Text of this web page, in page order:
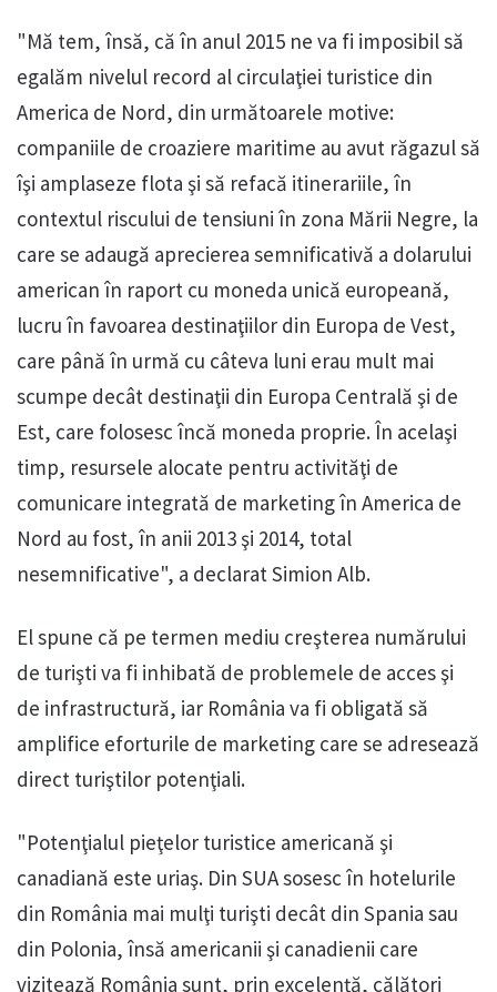
"Mă tem, însă, că în anul 2015 ne va fi imposibil să
egalăm nivelul record al circulaţiei turistice din
America de Nord, din următoarele motive:
companiile de croaziere maritime au avut răgazul să
îşi amplaseze flota şi să refacă itinerariile, în
contextul riscului de tensiuni în zona Mării Negre, la
care se adaugă aprecierea semnificativă a dolarului
american în raport cu moneda unică europeană,
lucru în favoarea destinaţiilor din Europa de Vest,
care până în urmă cu câteva luni erau mult mai
scumpe decât destinaţii din Europa Centrală şi de
Est, care folosesc încă moneda proprie. În acelaşi
timp, resursele alocate pentru activităţi de
comunicare integrată de marketing în America de
Nord au fost, în anii 2013 şi 2014, total
nesemnificative", a declarat Simion Alb.
El spune că pe termen mediu creşterea numărului
de turişti va fi inhibată de problemele de acces şi
de infrastructură, iar România va fi obligată să
amplifice eforturile de marketing care se adresează
direct turiştilor potenţiali.
"Potenţialul pieţelor turistice americană şi
canadiană este uriaş. Din SUA sosesc în hotelurile
din România mai mulţi turişti decât din Spania sau
din Polonia, însă americanii şi canadienii care
vizitează România sunt, prin excelenţă, călători